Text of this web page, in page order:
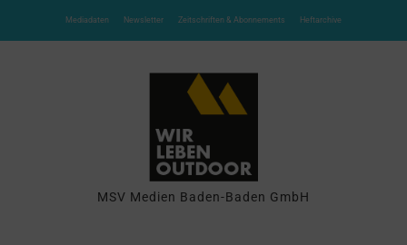
Mediadaten Newsletter Zeitschriften & Abonnements Heftarchive
MSV Medien Baden-Baden GmbH